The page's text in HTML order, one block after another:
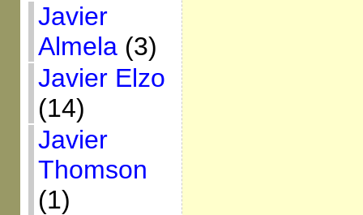
Javier
Almela(3)
Javier Elzo
(14)
Javier
Thomson
(1)